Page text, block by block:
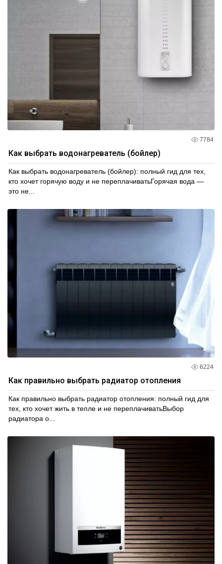
7784
Как выбрать водонагреватель (бойлер)
Как выбрать водонагреватель (бойлер): полный гид для тех,
кто хочет горячую воду и не переплачиватьГорячая вода —
это не...
6224
Как правильно выбрать радиатор отопления
Как правильно выбрать радиатор отопления: полный гид для
тех, кто хочет жить в тепле и не переплачиватьВыбор
радиатора о...